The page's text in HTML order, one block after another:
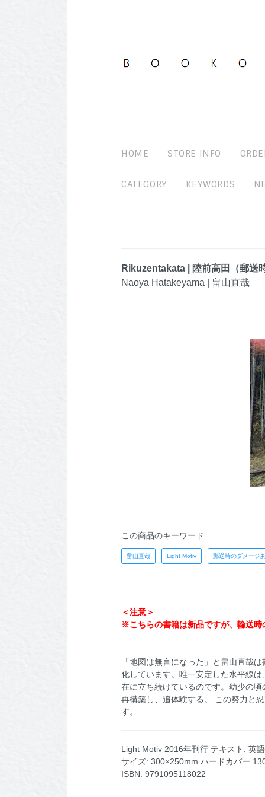
HOME STORE INFO
CATEGORY KEYWORDS
Rikuzentakata | 陸前高田（郵送
Naoya Hatakeyama | 畠山直哉
この商品のキーワード
畠山直哉 Light Motiv 郵送時のダメージ
＜注意＞
※こちらの書籍は新品ですが、輸送
「地図は無言になった」と畠山直哉
化しています。唯一安定した水平線
在に立ち続けているのです。幼少の
再構築し、追体験する。 この努力と
す。
Light Motiv 2016年刊行 テキスト: 英
サイズ: 300×250mm ハードカバー
ISBN: 9791095118022